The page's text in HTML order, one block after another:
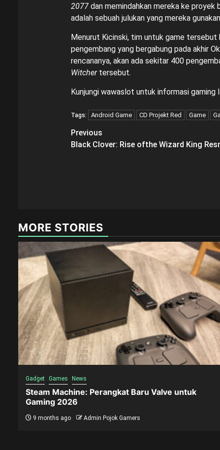
2077 dan memindahkan mereka ke proyek
adalah sebuah julukan yang mereka
Menurut Kicinski, tim untuk game tersebut
pengembang yang bergabung pada akhir
rencananya, akan ada sekitar 400
Witcher tersebut.
Kunjungi wawaslot untuk informasi gaming
Tags: Android Game CD Projekt Red Game
Post
navigation
Previous
Black Clover: Rise ofthe Wizard King
MORE STORIES
Gadget Games News
Steam Machine: Perangkat Baru Valve untuk
Gaming 2026
9 months ago Admin Pojok Gamers